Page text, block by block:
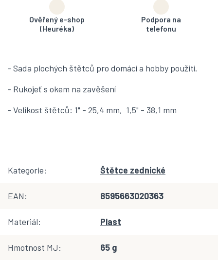
Ověřený e-shop
(Heuréka)
Podpora na
telefonu
- Sada plochých štětců pro domácí a hobby použití.
- Rukojeť s okem na zavěšení
- Velikost štětců: 1" - 25,4 mm, 1,5" - 38,1 mm
Kategorie: Štětce zednické
EAN: 8595663020363
Materiál: Plast
Hmotnost MJ: 65 g